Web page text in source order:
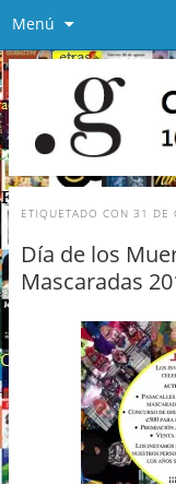
Menú
ETIQUETADO CON 31 DE
Día de los
Mascaradas